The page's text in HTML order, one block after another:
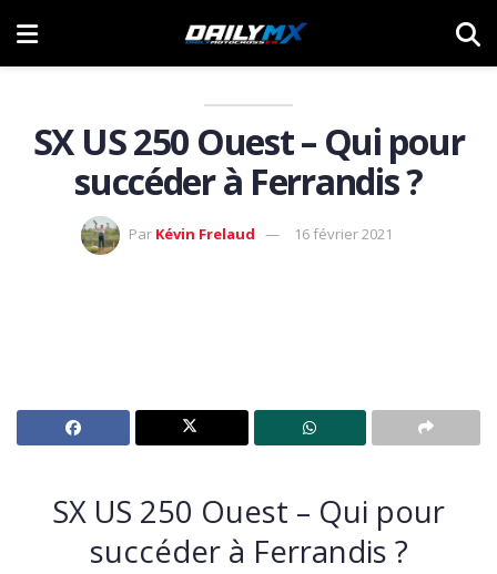
SX US 250 Ouest – Qui pour
succéder à Ferrandis ?
Par Kévin Frelaud 16 février 2021
SX US 250 Ouest – Qui pour
succéder à Ferrandis ?